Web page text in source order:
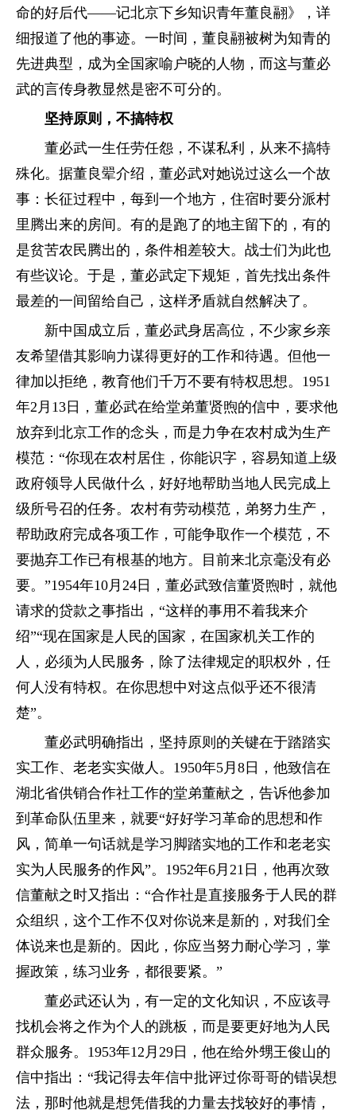
命的好后代——记北京下乡知识青年董良翮》，详
细报道了他的事迹。一时间，董良翮被树为知青的
先进典型，成为全国家喻户晓的人物，而这与董必
武的言传身教显然是密不可分的。
坚持原则，不搞特权
董必武一生任劳任怨，不谋私利，从来不搞特
殊化。据董良翚介绍，董必武对她说过这么一个故
事：长征过程中，每到一个地方，住宿时要分派村
里腾出来的房间。有的是跑了的地主留下的，有的
是贫苦农民腾出的，条件相差较大。战士们为此也
有些议论。于是，董必武定下规矩，首先找出条件
最差的一间留给自己，这样矛盾就自然解决了。
新中国成立后，董必武身居高位，不少家乡亲
友希望借其影响力谋得更好的工作和待遇。但他一
律加以拒绝，教育他们千万不要有特权思想。1951
年2月13日，董必武在给堂弟董贤煦的信中，要求他
放弃到北京工作的念头，而是力争在农村成为生产
模范：“你现在农村居住，你能识字，容易知道上级
政府领导人民做什么，好好地帮助当地人民完成上
级所号召的任务。农村有劳动模范，弟努力生产，
帮助政府完成各项工作，可能争取作一个模范，不
要抛弃工作已有根基的地方。目前来北京毫没有必
要。”1954年10月24日，董必武致信董贤煦时，就他
请求的贷款之事指出，“这样的事用不着我来介
绍”“现在国家是人民的国家，在国家机关工作的
人，必须为人民服务，除了法律规定的职权外，任
何人没有特权。在你思想中对这点似乎还不很清
楚”。
董必武明确指出，坚持原则的关键在于踏踏实
实工作、老老实实做人。1950年5月8日，他致信在
湖北省供销合作社工作的堂弟董献之，告诉他参加
到革命队伍里来，就要“好好学习革命的思想和作
风，简单一句话就是学习脚踏实地的工作和老老实
实为人民服务的作风”。1952年6月21日，他再次致
信董献之时又指出：“合作社是直接服务于人民的群
众组织，这个工作不仅对你说来是新的，对我们全
体说来也是新的。因此，你应当努力耐心学习，掌
握政策，练习业务，都很要紧。”
董必武还认为，有一定的文化知识，不应该寻
找机会将之作为个人的跳板，而是要更好地为人民
群众服务。1953年12月29日，他在给外甥王俊山的
信中指出：“我记得去年信中批评过你哥哥的错误想
法，那时他就是想凭借我的力量去找较好的事情，